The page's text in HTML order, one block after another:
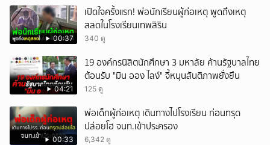
00:37
เปิดใจครั้งแรก! พ่อนักเรียนผู้ก่อเหตุ พูดถึงเหตุ
สลดในโรงเรียนเทพสิริน
340 ดู
04:21
19 องค์กรนิสิตนักศึกษา 3 มหาลัย ค้านรัฐบาลไทย
ต้อนรับ "มิน ออง ไลง์" จี้หนุนสันติภาพยั่งยืน
125 ดู
00:33
พ่อเด็กผู้ก่อเหตุ เดินทางไปโรงเรียน ก่อนทรุด
ปล่อยโฮ จนท.เข้าประครอง
6,342 ดู